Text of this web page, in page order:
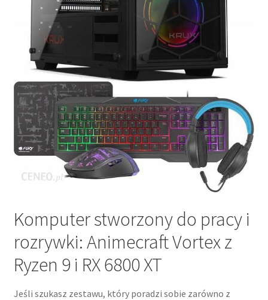
Komputer stworzony do pracy i
rozrywki: Animecraft Vortex z
Ryzen 9 i RX 6800 XT
Jeśli szukasz zestawu, który poradzi sobie zarówno z